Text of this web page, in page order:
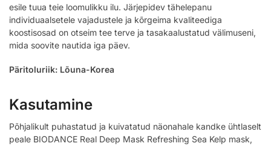
esile tuua teie loomulikku ilu. Järjepidev tähelepanu
individuaalsetele vajadustele ja kõrgeima kvaliteediga
koostisosad on otseim tee terve ja tasakaalustatud välimuseni,
mida soovite nautida iga päev.
Päritoluriik: Lõuna-Korea
Kasutamine
Põhjalikult puhastatud ja kuivatatud näonahale kandke ühtlaselt
peale BIODANCE Real Deep Mask Refreshing Sea Kelp mask,